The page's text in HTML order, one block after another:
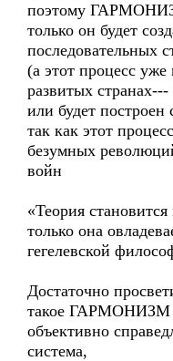
поэтому
только он будет
последовательных
(а этот процесс уже
развитых
или будет построен
так как этот
безумных
войн
«Теория
только она
гегелевской
Достаточно
такое ГАРМОНИЗМ
объективно
система,